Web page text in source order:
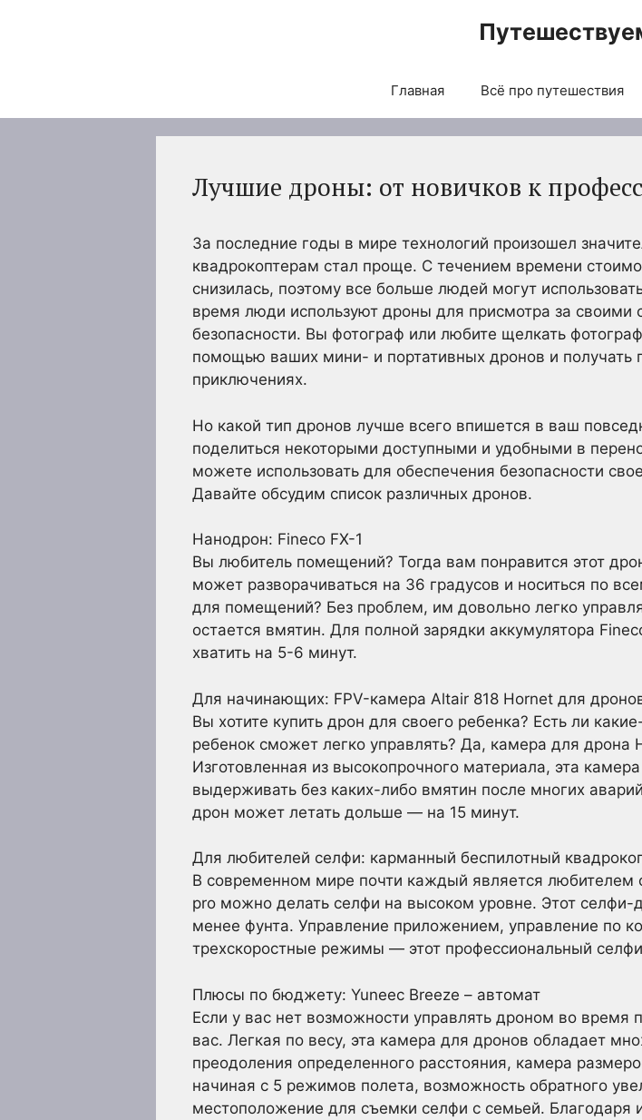
Главная Всё про путешествия
Лучшие дроны: от новичков к
За последние годы в мире технологий произошел
квадрокоптерам стал проще. С течением времени
снизилась, поэтому все больше людей могут
время люди используют дроны для присмотра за своими
безопасности. Вы фотограф или любите щелкать
помощью ваших мини- и портативных дронов и получать
приключениях.
Но какой тип дронов лучше всего впишется в ваш
поделиться некоторыми доступными и удобными в
можете использовать для обеспечения безопасности
Давайте обсудим список различных дронов.
Нанодрон: Fineco FX-1
Вы любитель помещений? Тогда вам понравится этот
может разворачиваться на 36 градусов и носиться по
для помещений? Без проблем, им довольно легко
остается вмятин. Для полной зарядки аккумулятора
хватить на 5-6 минут.
Для начинающих: FPV-камера Altair 818 Hornet для
Вы хотите купить дрон для своего ребенка? Есть ли
ребенок сможет легко управлять? Да, камера для дрона
Изготовленная из высокопрочного материала, эта
выдерживать без каких-либо вмятин после многих
дрон может летать дольше — на 15 минут.
Для любителей селфи: карманный беспилотный
В современном мире почти каждый является любителем
pro можно делать селфи на высоком уровне. Этот селфи-
менее фунта. Управление приложением, управление по
трехскоростные режимы — этот профессиональный
Плюсы по бюджету: Yuneec Breeze – автомат
Если у вас нет возможности управлять дроном во
вас. Легкая по весу, эта камера для дронов обладает
преодоления определенного расстояния, камера
начиная с 5 режимов полета, возможность обратного
местоположение для съемки селфи с семьей.